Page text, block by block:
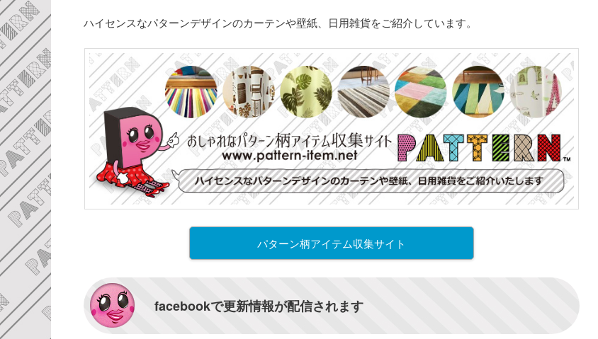
ハイセンスなパターンデザインのカーテンや壁紙、日用雑貨をご紹介しています。
パターン柄アイテム収集サイト
facebookで更新情報が配信されます